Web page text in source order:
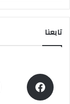
تابعنا